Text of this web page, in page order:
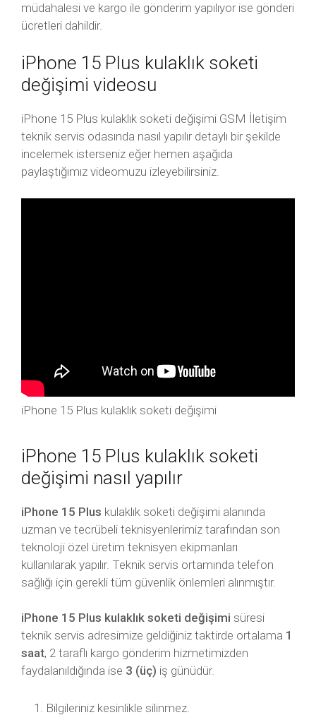
müdahalesi ve kargo ile gönderim yapılıyor ise gönderi
ücretleri dahildir.
iPhone 15 Plus kulaklık soketi
değişimi videosu
iPhone 15 Plus kulaklık soketi değişimi GSM İletişim
teknik servis odasında nasıl yapılır detaylı bir şekilde
incelemek isterseniz eğer hemen aşağıda
paylaştığımız videomuzu izleyebilirsiniz.
iPhone 15 Plus kulaklık soketi değişimi
iPhone 15 Plus kulaklık soketi
değişimi nasıl yapılır
iPhone 15 Plus kulaklık soketi değişimi alanında
uzman ve tecrübeli teknisyenlerimiz tarafından son
teknoloji özel üretim teknisyen ekipmanları
kullanılarak yapılır. Teknik servis ortamında telefon
sağlığı için gerekli tüm güvenlik önlemleri alınmıştır.
iPhone 15 Plus kulaklık soketi değişimi süresi
teknik servis adresimize geldiğiniz taktirde ortalama 1
saat, 2 taraflı kargo gönderim hizmetimizden
faydalanıldığında ise 3 (üç) iş günüdür.
Bilgileriniz kesinlikle silinmez.